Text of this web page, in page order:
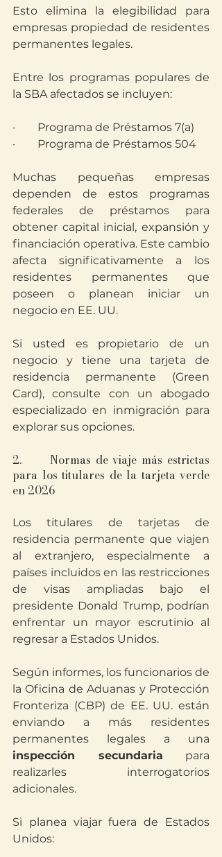
Esto elimina la elegibilidad para
empresas propiedad de residentes
permanentes legales.
Entre los programas populares de
la SBA afectados se incluyen:
·        Programa de Préstamos 7(a)
·        Programa de Préstamos 504
Muchas pequeñas empresas
dependen de estos programas
federales de préstamos para
obtener capital inicial, expansión y
financiación operativa. Este cambio
afecta significativamente a los
residentes permanentes que
poseen o planean iniciar un
negocio en EE. UU.
Si usted es propietario de un
negocio y tiene una tarjeta de
residencia permanente (Green
Card), consulte con un abogado
especializado en inmigración para
explorar sus opciones.
2.      Normas de viaje más estrictas
para los titulares de la tarjeta verde
en 2026
Los titulares de tarjetas de
residencia permanente que viajen
al extranjero, especialmente a
países incluidos en las restricciones
de visas ampliadas bajo el
presidente Donald Trump, podrían
enfrentar un mayor escrutinio al
regresar a Estados Unidos.
Según informes, los funcionarios de
la Oficina de Aduanas y Protección
Fronteriza (CBP) de EE. UU. están
enviando a más residentes
inspección secundaria para
realizarles interrogatorios
adicionales.
Si planea viajar fuera de Estados
Unidos: